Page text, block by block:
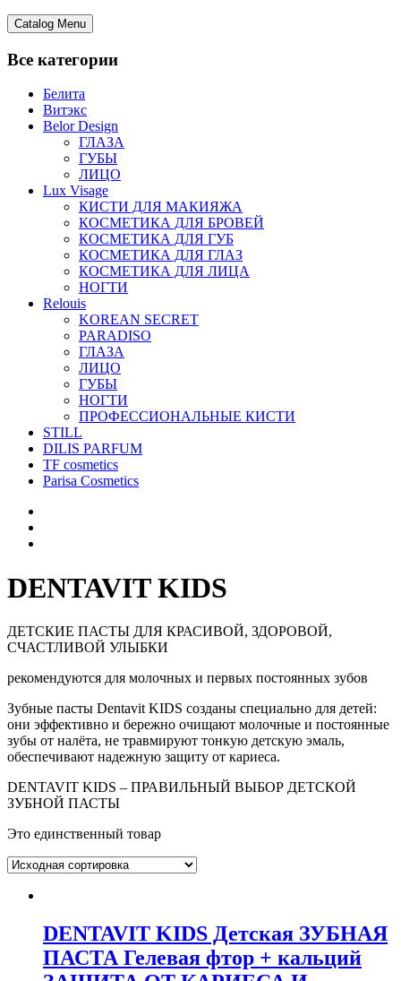
Catalog Menu
Все категории
Белита
Витэкс
Belor Design
ГЛАЗА
ГУБЫ
ЛИЦО
Lux Visage
КИСТИ ДЛЯ МАКИЯЖА
КОСМЕТИКА ДЛЯ БРОВЕЙ
КОСМЕТИКА ДЛЯ ГУБ
КОСМЕТИКА ДЛЯ ГЛАЗ
КОСМЕТИКА ДЛЯ ЛИЦА
НОГТИ
Relouis
KOREAN SECRET
PARADISO
ГЛАЗА
ЛИЦО
ГУБЫ
НОГТИ
ПРОФЕССИОНАЛЬНЫЕ КИСТИ
STILL
DILIS PARFUM
TF cosmetics
Parisa Cosmetics
DENTAVIT KIDS
ДЕТСКИЕ ПАСТЫ ДЛЯ КРАСИВОЙ, ЗДОРОВОЙ,
СЧАСТЛИВОЙ УЛЫБКИ
рекомендуются для молочных и первых постоянных зубов
Зубные пасты Dentavit KIDS созданы специально для детей:
они эффективно и бережно очищают молочные и постоянные
зубы от налёта, не травмируют тонкую детскую эмаль,
обеспечивают надежную защиту от кариеса.
DENTAVIT KIDS – ПРАВИЛЬНЫЙ ВЫБОР ДЕТСКОЙ
ЗУБНОЙ ПАСТЫ
Это единственный товар
DENTAVIT KIDS Детская ЗУБНАЯ
ПАСТА Гелевая фтор + кальций